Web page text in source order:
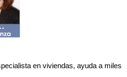
en viviendas, ayuda a miles